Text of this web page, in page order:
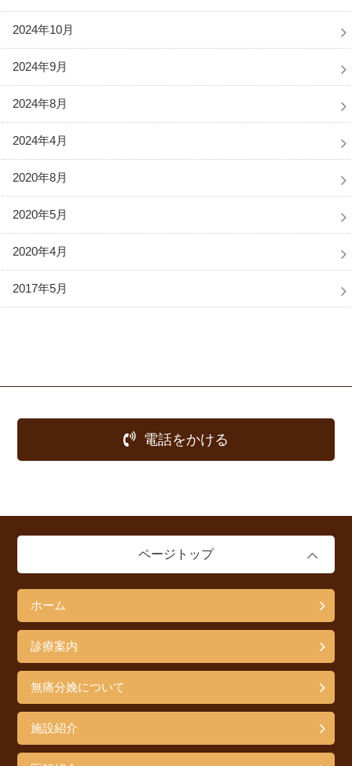
2024年10月
2024年9月
2024年8月
2024年4月
2020年8月
2020年5月
2020年4月
2017年5月
電話をかける
ページトップ
ホーム
診療案内
無痛分娩について
施設紹介